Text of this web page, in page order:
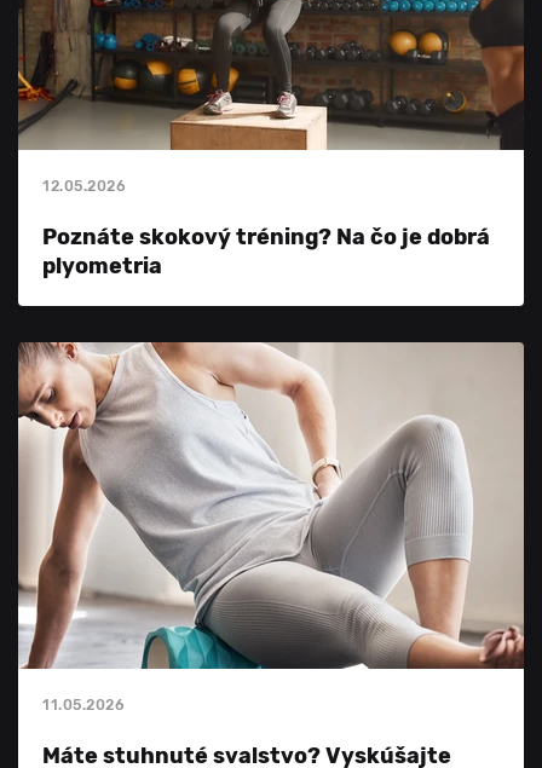
12.05.2026
Poznáte skokový tréning? Na čo je dobrá
plyometria
11.05.2026
Máte stuhnuté svalstvo? Vyskúšajte